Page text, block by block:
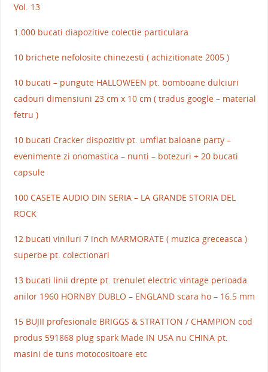
Vol. 13
1.000 bucati diapozitive colectie particulara
10 brichete nefolosite chinezesti ( achizitionate 2005 )
10 bucati – pungute HALLOWEEN pt. bomboane dulciuri
cadouri dimensiuni 23 cm x 10 cm ( tradus google – material
fetru )
10 bucati Cracker dispozitiv pt. umflat baloane party –
evenimente zi onomastica – nunti – botezuri + 20 bucati
capsule
100 CASETE AUDIO DIN SERIA – LA GRANDE STORIA DEL
ROCK
12 bucati viniluri 7 inch MARMORATE ( muzica greceasca )
superbe pt. colectionari
13 bucati linii drepte pt. trenulet electric vintage perioada
anilor 1960 HORNBY DUBLO – ENGLAND scara ho – 16.5 mm
15 BUJII profesionale BRIGGS & STRATTON / CHAMPION cod
produs 591868 plug spark Made IN USA nu CHINA pt.
masini de tuns motocositoare etc